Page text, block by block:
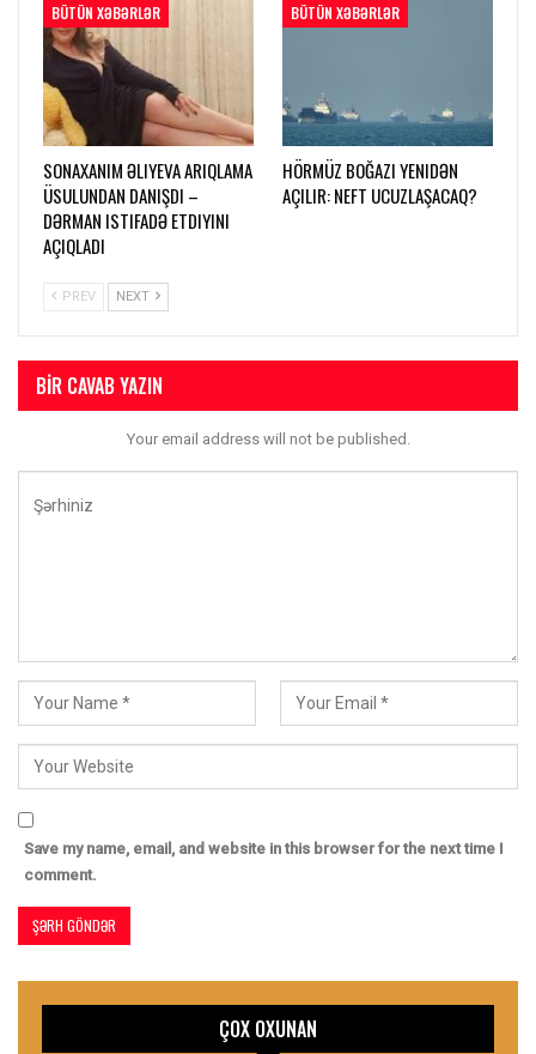
BÜTÜN XƏBƏRLƏR
SONAXANIM ƏLIYEVA ARIQLAMA
ÜSULUNDAN DANIŞDI –
DƏRMAN ISTIFADƏ ETDIYINI
AÇIQLADI
BÜTÜN XƏBƏRLƏR
HÖRMÜZ BOĞAZI YENIDƏN
AÇILIR: NEFT UCUZLAŞACAQ?
PREV NEXT
BIR CAVAB YAZIN
Your email address will not be published.
Save my name, email, and website in this browser for the next time I
comment.
ÇOX OXUNAN